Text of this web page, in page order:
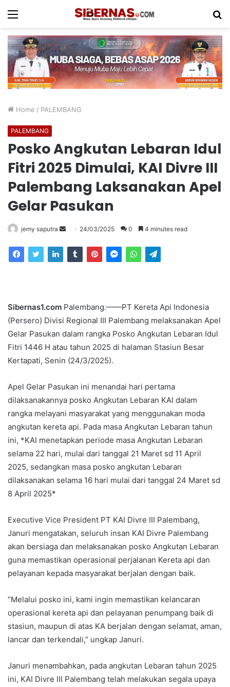
Menu
Home / PALEMBANG
PALEMBANG
Posko Angkutan Lebaran Idul
Fitri 2025 Dimulai, KAI Divre III
Palembang Laksanakan Apel
Gelar Pasukan
jemy saputra
Send
email
24/03/2025 0 4 minutes read
Sibernas1.com Palembang.——PT Kereta Api Indonesia
(Persero) Divisi Regional III Palembang melaksanakan Apel
Gelar Pasukan dalam rangka Posko Angkutan Lebaran Idul
Fitri 1446 H atau tahun 2025 di halaman Stasiun Besar
Kertapati, Senin (24/3/2025).
Apel Gelar Pasukan ini menandai hari pertama
dilaksanakannya posko Angkutan Lebaran KAI dalam
rangka melayani masyarakat yang menggunakan moda
angkutan kereta api. Pada masa Angkutan Lebaran tahun
ini, *KAI menetapkan periode masa Angkutan Lebaran
selama 22 hari, mulai dari tanggal 21 Maret sd 11 April
2025, sedangkan masa posko angkutan Lebaran
dilaksanakan selama 16 hari mulai dari tanggal 24 Maret sd
8 April 2025*
Executive Vice President PT KAI Divre III Palembang,
Januri mengatakan, seluruh insan KAI Divre Palembang
akan bersiaga dan melaksanakan posko Angkutan Lebaran
guna memastikan operasional perjalanan Kereta api dan
pelayanan kepada masyarakat berjalan dengan baik.
“Melalui posko ini, kami ingin memastikan kelancaran
operasional kereta api dan pelayanan penumpang baik di
stasiun, maupun di atas KA berjalan dengan selamat, aman,
lancar dan terkendali,” ungkap Januri.
Januri menambahkan, pada angkutan Lebaran tahun 2025
ini, KAI Divre III Palembang telah melakukan segala upaya